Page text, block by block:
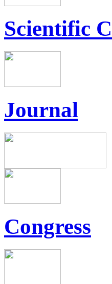
Scientific
Journal
Congress